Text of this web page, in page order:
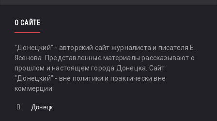
О САЙТЕ
"Донецкий" - авторский сайт журналиста и писателя Е.
Ясенова. Представленные материалы рассказывают о
прошлом и настоящем города Донецка. Сайт
"Донецкий" - вне политики и практически вне
коммерции.
Донецк